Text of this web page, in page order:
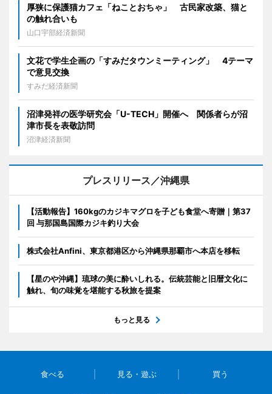
厚狭に保護猫カフェ「ねことおちゃ」 古民家改築、猫と
の触れ合いも
山口宇部経済新聞
文花で学生企画の「すみだタウンミーティング」 4テーマ
で意見交換
すみだ経済新聞
沼津発祥の医学研究会「U-TECH」開催へ 関係者らが沼
津市長を表敬訪問
沼津経済新聞
プレスリリース／沖縄県
【活動報告】160kgのカジキマグロを子ども食堂へ寄贈｜第37
回 与那国島国際カジキ釣り大会
株式会社Anfini、東京都港区から沖縄県那覇市へ本店を移転
【星のや沖縄】琉球の美に酔いしれる。伝統芸能と旧暦文化に
触れ、旬の味覚を堪能する秋旅を提案
もっと見る
食べる 見る・遊ぶ 買う